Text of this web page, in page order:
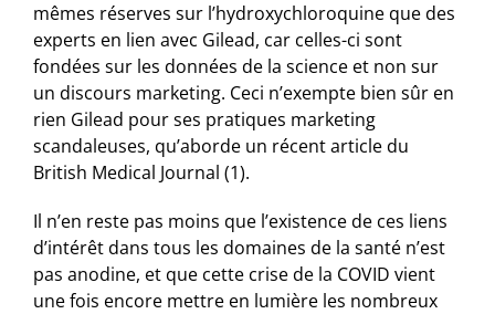
mêmes réserves sur l’hydroxychloroquine que des
experts en lien avec Gilead, car celles-ci sont
fondées sur les données de la science et non sur
un discours marketing. Ceci n’exempte bien sûr en
rien Gilead pour ses pratiques marketing
scandaleuses, qu’aborde un récent article du
British Medical Journal (1).
Il n’en reste pas moins que l’existence de ces liens
d’intérêt dans tous les domaines de la santé n’est
pas anodine, et que cette crise de la COVID vient
une fois encore mettre en lumière les nombreux